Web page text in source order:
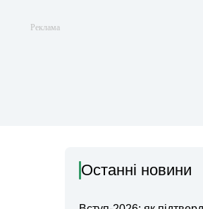
Останні новини